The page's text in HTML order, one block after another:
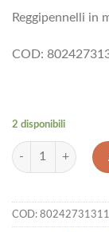
Reggipennelli in
COD:
2 disponibili
Supporto in
COD: